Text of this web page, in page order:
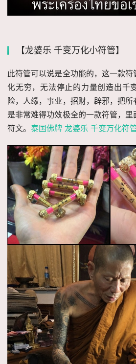
【龙婆乐 千变万化小符管】
此符管可以说是全功能的，这一款
化无穷，无法停止的力量创造出千
险，人缘，事业，招财，辟邪，把所
是非常难得功效极全的一款符管，
符文。 泰国佛牌 龙婆乐 千变万化符